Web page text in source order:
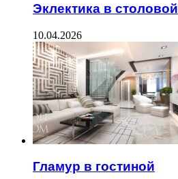
Эклектика в столовой
10.04.2026
Гламур в гостиной